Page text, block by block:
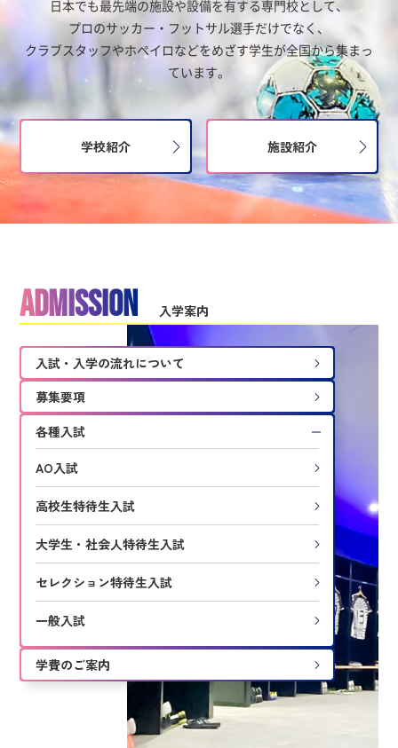
日本でも最先端の施設や設備を有する専門校として、
プロのサッカー・フットサル選手だけでなく、
クラブスタッフやホペイロなどをめざす学生が全国から集まっ
ています。
学校紹介 施設紹介
ADMISSION 入学案内
入試・入学の流れについて
募集要項
各種入試
AO入試
高校生特待生入試
大学生・社会人特待生入試
セレクション特待生入試
一般入試
学費のご案内